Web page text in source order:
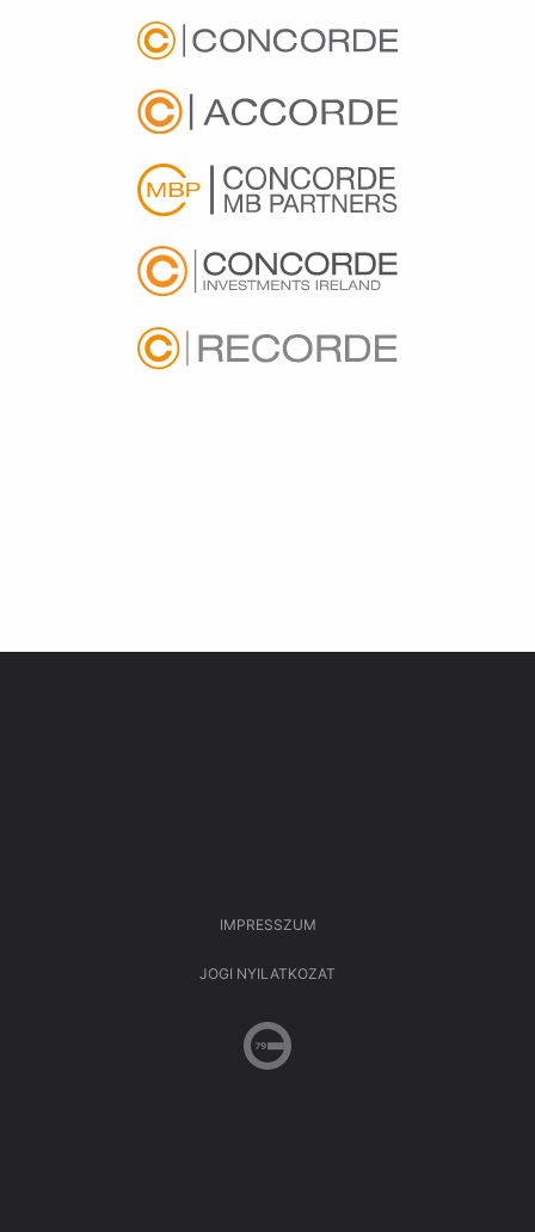
IMPRESSZUM
JOGI NYILATKOZAT